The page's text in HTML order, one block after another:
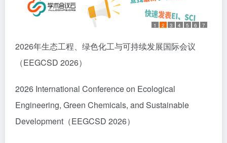
1 2 3 4 5 6 7
2026年生态工程、绿色化工与可持续发展国际会议
（EEGCSD 2026）
2026 International Conference on Ecological
Engineering, Green Chemicals, and Sustainable
Development（EEGCSD 2026）